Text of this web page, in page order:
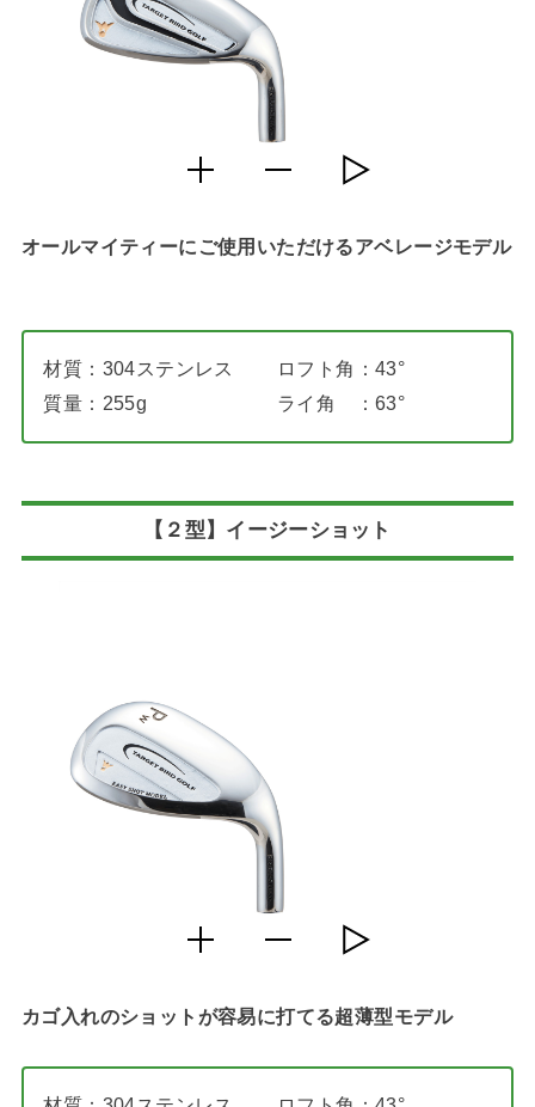
オールマイティーにご使用いただけるアベレージモデル
材質：304ステンレス
質量：255g
ロフト角：43°
ライ角 ：63°
【２型】イージーショット
カゴ入れのショットが容易に打てる超薄型モデル